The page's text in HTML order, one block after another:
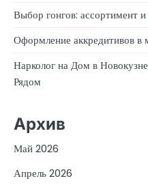
Выбор гонгов: ассортимент
Оформление аккредитивов в
Нарколог на Дом в
Рядом
Архив
Май 2026
Апрель 2026